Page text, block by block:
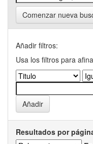
Comenzar nueva
Añadir filtros:
Usa los filtros para
Resultados por